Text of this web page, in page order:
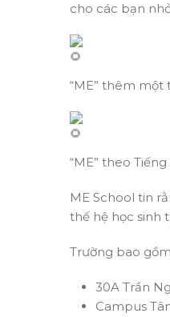
cho các bạn
“ME” thêm một
“ME” theo
ME School tin
thế hệ học sinh
Trường bao
30A Trần
Campus